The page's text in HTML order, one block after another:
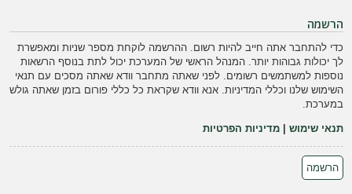
הרשמה
כדי להתחבר אתה חייב להיות רשום. ההרשמה לוקחת מספר שניות ומאפשרת
לך יכולות גבוהות יותר. המנהל הראשי של המערכת יכול לתת בנוסף הרשאות
נוספות למשתמשים רשומים. לפני שאתה מתחבר וודא שאתה מסכים עם תנאי
השימוש שלנו וכללי המדיניות. אנא וודא שקראת כל כללי פורום בזמן שאתה גולש
במערכת.
תנאי שימוש |מדיניות הפרטיות
הרשמה